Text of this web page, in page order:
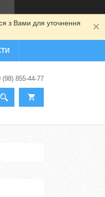
з Вами для уточнення
(98) 855-44-77